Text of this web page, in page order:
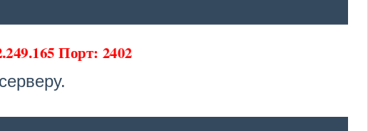
Порт: 2402
серверу.